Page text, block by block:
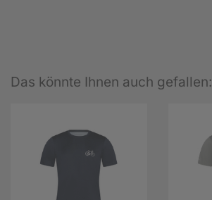
Das könnte Ihnen auch gefallen: